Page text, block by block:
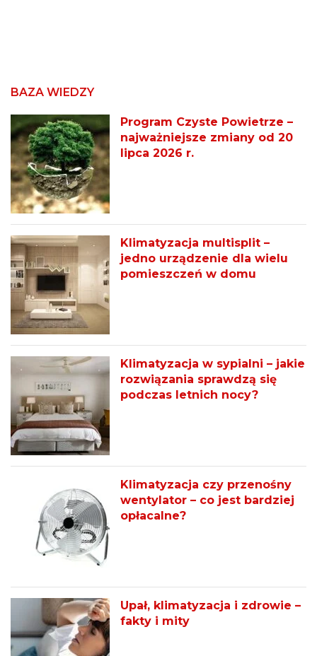
BAZA WIEDZY
Program Czyste Powietrze –
najważniejsze zmiany od 20
lipca 2026 r.
Klimatyzacja multisplit –
jedno urządzenie dla wielu
pomieszczeń w domu
Klimatyzacja w sypialni – jakie
rozwiązania sprawdzą się
podczas letnich nocy?
Klimatyzacja czy przenośny
wentylator – co jest bardziej
opłacalne?
Upał, klimatyzacja i zdrowie –
fakty i mity